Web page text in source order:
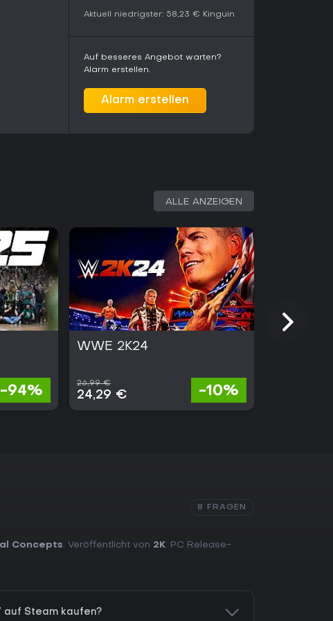
durch den Promo Engine und die Rivalitätssysteme
Simulationserfahrungen mit einem großen Roster
suchen. Wer auf laufende Online-Features oder
Aktuell niedrigster: 58,23 € Kinguin
Auf besseres Angebot warten?
Alarm erstellen.
Alarm erstellen
ALLE ANZEIGEN
-94%
WWE 2K24
26,99 €
24,29 € -10%
8 FRAGEN
Concepts. Veröffentlicht von 2K. PC Release-
auf Steam kaufen?